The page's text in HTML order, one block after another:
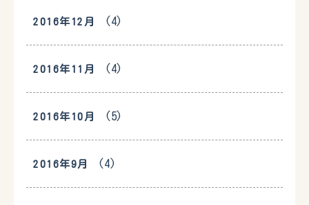
2016年12月 (4)
2016年11月 (4)
2016年10月 (5)
2016年9月 (4)